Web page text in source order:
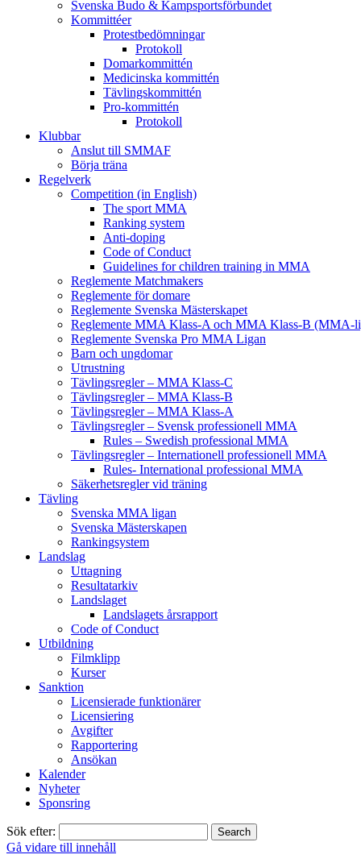
Svenska Budo & Kampsportsförbundet
Kommittéer
Protestbedömningar
Protokoll
Domarkommittén
Medicinska kommittén
Tävlingskommittén
Pro-kommittén
Protokoll
Klubbar
Anslut till SMMAF
Börja träna
Regelverk
Competition (in English)
The sport MMA
Ranking system
Anti-doping
Code of Conduct
Guidelines for children training in MMA
Reglemente Matchmakers
Reglemente för domare
Reglemente Svenska Mästerskapet
Reglemente MMA Klass-A och MMA Klass-B (MMA-
Reglemente Svenska Pro MMA Ligan
Barn och ungdomar
Utrustning
Tävlingsregler – MMA Klass-C
Tävlingsregler – MMA Klass-B
Tävlingsregler – MMA Klass-A
Tävlingsregler – Svensk professionell MMA
Rules – Swedish professional MMA
Tävlingsregler – Internationell professionell MMA
Rules- International professional MMA
Säkerhetsregler vid träning
Tävling
Svenska MMA ligan
Svenska Mästerskapen
Rankingsystem
Landslag
Uttagning
Resultatarkiv
Landslaget
Landslagets årsrapport
Code of Conduct
Utbildning
Filmklipp
Kurser
Sanktion
Licensierade funktionärer
Licensiering
Avgifter
Rapportering
Ansökan
Kalender
Nyheter
Sponsring
Sök efter:
Gå vidare till innehåll